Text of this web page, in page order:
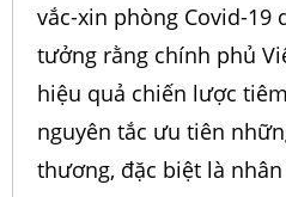
vắc-xin phòng Covid-19
tưởng rằng chính phủ
hiệu quả chiến lược
nguyên tắc ưu tiên
thương, đặc biệt là